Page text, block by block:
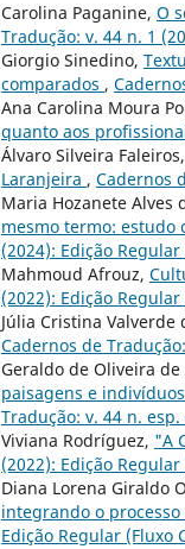
Carolina Paganine, O
Tradução: v. 44 n. 1
Giorgio Sinedino,
comparados ,
Ana Carolina Moura
quanto aos
Álvaro Silveira
Laranjeira , Cadernos
Maria Hozanete Alves
mesmo termo: estudo
(2024): Edição
Mahmoud Afrouz,
(2022): Edição
Júlia Cristina Valverde
Cadernos de
Geraldo de Oliveira
paisagens e
Tradução: v. 44 n.
Viviana Rodríguez, "A
(2022): Edição
Diana Lorena Giraldo
integrando o
Edição Regular (Fluxo